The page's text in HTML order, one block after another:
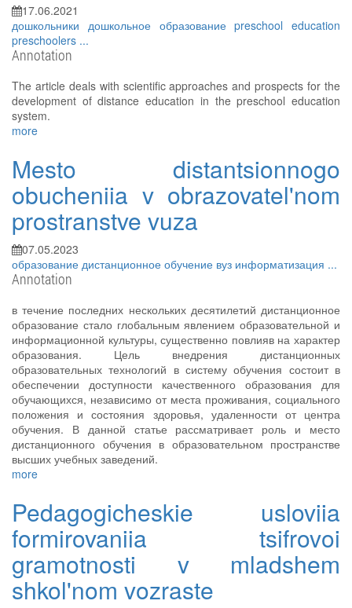
17.06.2021
дошкольники дошкольное образованиеpreschool education
preschoolers ...
Annotation
The article deals with scientific approaches and prospects for the
development of distance education in the preschool education
system.
more
Mesto distantsionnogo
obucheniia v obrazovatel'nom
prostranstve vuza
07.05.2023
образование дистанционное обучение вуз информатизация ...
Annotation
в течение последних нескольких десятилетий дистанционное
образование стало глобальным явлением образовательной и
информационной культуры, существенно повлияв на характер
образования. Цель внедрения дистанционных
образовательных технологий в систему обучения состоит в
обеспечении доступности качественного образования для
обучающихся, независимо от места проживания, социального
положения и состояния здоровья, удаленности от центра
обучения. В данной статье рассматривает роль и место
дистанционного обучения в образовательном пространстве
высших учебных заведений.
more
Pedagogicheskie usloviia
formirovaniia tsifrovoi
gramotnosti v mladshem
shkol'nom vozraste